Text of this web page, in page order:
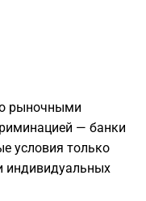
рыночными
— банки
условия только
индивидуальных